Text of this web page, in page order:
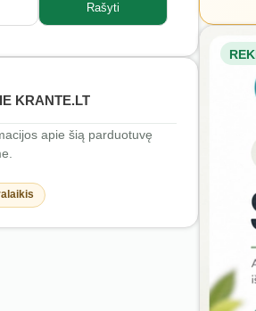
Rašyti
KRANTE.LT
apie šią parduotuvę